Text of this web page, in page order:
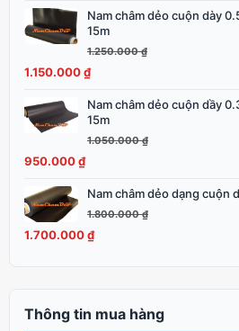
2.100.000 ₫.Nam châm dẻo cuộn dày
15m
1.250.000₫
Giá
gốc
1.250.000 ₫.
1.150.000₫
Giá
hiện
là:
Nam châm dẻo cuộn dầy
15m
1.050.000₫
Giá
gốc
1.050.000 ₫.
950.000₫
Giá
hiện
là:
950.000 ₫.
Nam châm dẻo dạng cuộn
1.800.000₫
Giá
gốc
là:
1.700.000₫
Giá
hiện
tại
Thông tin mua hàng